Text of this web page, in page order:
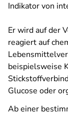
Indikator von
Er wird auf der
reagiert auf
beispielsweise
Glucose oder
Ab einer